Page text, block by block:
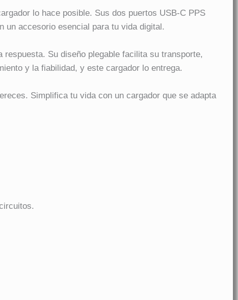
lo hace posible. Sus dos puertos USB-C PPS
un accesorio esencial para tu vida digital.
Su diseño plegable facilita su transporte,
y la fiabilidad, y este cargador lo entrega.
Simplifica tu vida con un cargador que se adapta